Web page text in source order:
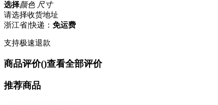
选择颜色 尺寸
请选择收货地址
浙江省|快递： 免运费
支持极速退款
商品评价()查看全部评价
推荐商品